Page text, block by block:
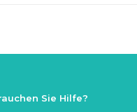
Sie Hilfe?